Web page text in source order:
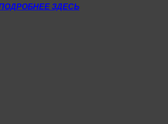
ЗДЕСЬ